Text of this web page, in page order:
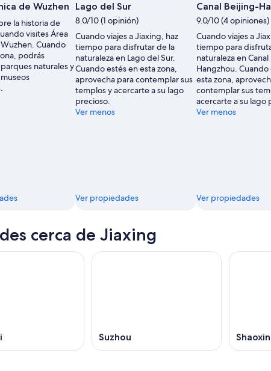
de Wuzhen
la historia de
visites Área
Cuando
podrás
naturales y
Lago del Sur
8.0/10 (1 opinión)
Cuando viajes a Jiaxing, haz
tiempo para disfrutar de la
naturaleza en Lago del Sur.
Cuando estés en esta zona,
aprovecha para contemplar sus
templos y acercarte a su lago
precioso.
Ver menos
Ver propiedades
Canal Beijing-
9.0/10 (4 opiniones)
Cuando viajes a
tiempo para
naturaleza en
Hangzhou. Cuando
esta zona,
contemplar sus
acercarte a su lago
Ver menos
Ver propiedades
cerca de Jiaxing
Suzhou